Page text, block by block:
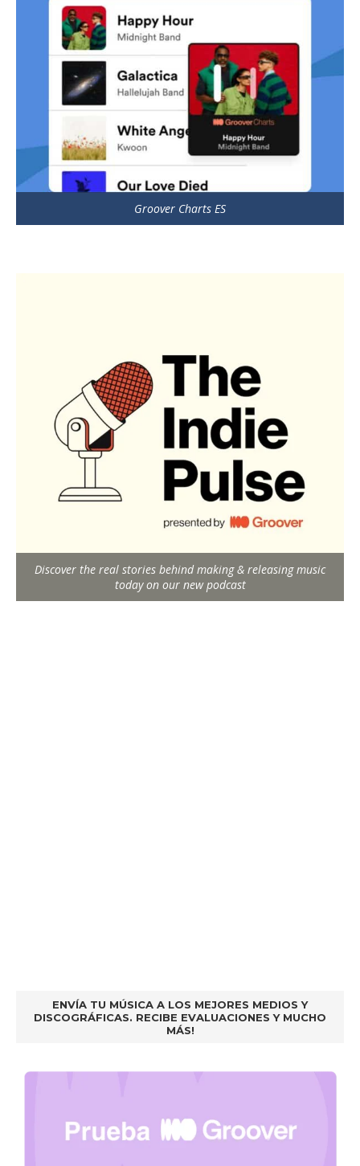
Groover Charts ES
Discover the real stories behind making & releasing music
today on our new podcast
ENVÍA TU MÚSICA A LOS MEJORES MEDIOS Y
DISCOGRÁFICAS. RECIBE EVALUACIONES Y MUCHO
MÁS!